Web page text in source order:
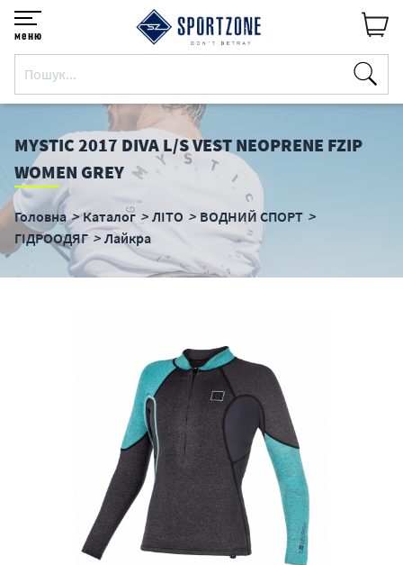
меню
MYSTIC 2017 DIVA L/S VEST NEOPRENE FZIP
WOMEN GREY
Головна Каталог ЛІТО
ВОДНИЙ СПОРТ
ГІДРООДЯГ
Лайкра